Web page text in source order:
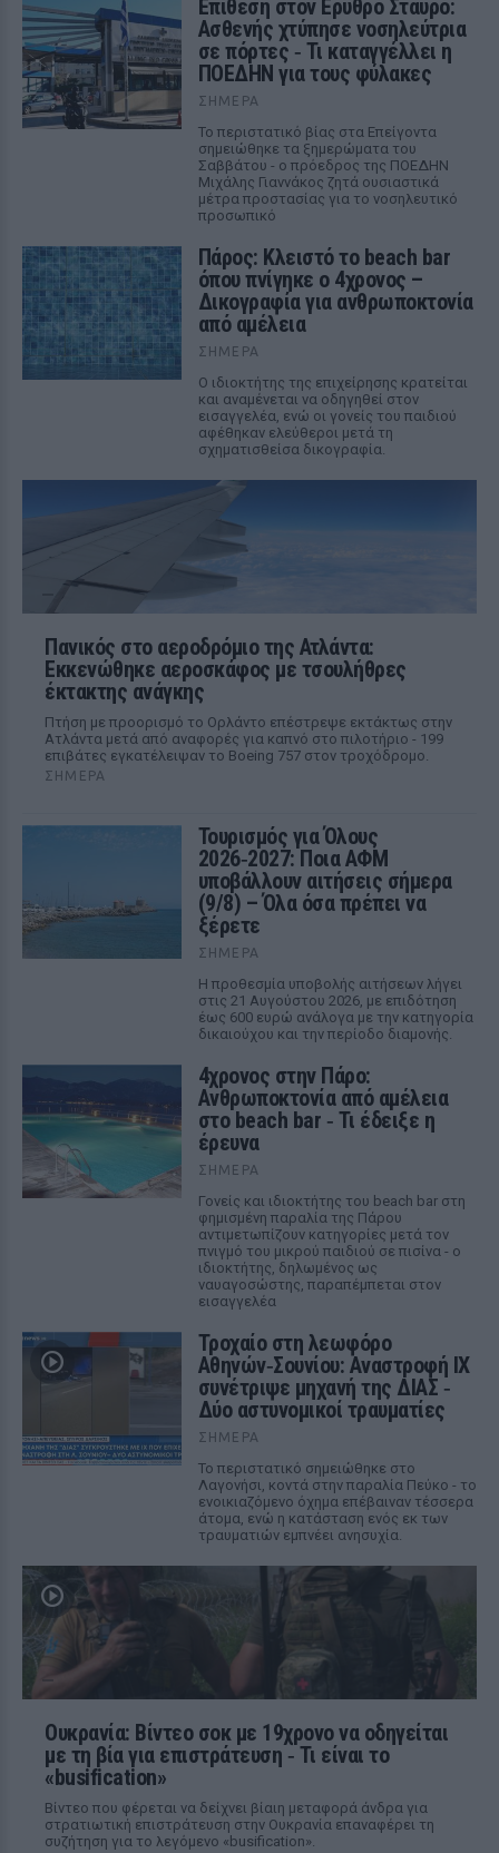
Επίθεση στον Ερυθρό Σταυρό:
Ασθενής χτύπησε νοσηλεύτρια
σε πόρτες ‑ Τι καταγγέλλει η
ΠΟΕΔΗΝ για τους φύλακες
ΣΉΜΕΡΑ
Το περιστατικό βίας στα Επείγοντα
σημειώθηκε τα ξημερώματα του
Σαββάτου - ο πρόεδρος της ΠΟΕΔΗΝ
Μιχάλης Γιαννάκος ζητά ουσιαστικά
μέτρα προστασίας για το νοσηλευτικό
προσωπικό
Πάρος: Κλειστό το beach bar
όπου πνίγηκε ο 4χρονος –
Δικογραφία για ανθρωποκτονία
από αμέλεια
ΣΉΜΕΡΑ
Ο ιδιοκτήτης της επιχείρησης κρατείται
και αναμένεται να οδηγηθεί στον
εισαγγελέα, ενώ οι γονείς του παιδιού
αφέθηκαν ελεύθεροι μετά τη
σχηματισθείσα δικογραφία.
Πανικός στο αεροδρόμιο της Ατλάντα:
Εκκενώθηκε αεροσκάφος με τσουλήθρες
έκτακτης ανάγκης
Πτήση με προορισμό το Ορλάντο επέστρεψε εκτάκτως στην
Ατλάντα μετά από αναφορές για καπνό στο πιλοτήριο - 199
επιβάτες εγκατέλειψαν το Boeing 757 στον τροχόδρομο.
ΣΉΜΕΡΑ
Τουρισμός για Όλους
2026‑2027: Ποια ΑΦΜ
υποβάλλουν αιτήσεις σήμερα
(9/8) – Όλα όσα πρέπει να
ξέρετε
ΣΉΜΕΡΑ
Η προθεσμία υποβολής αιτήσεων λήγει
στις 21 Αυγούστου 2026, με επιδότηση
έως 600 ευρώ ανάλογα με την κατηγορία
δικαιούχου και την περίοδο διαμονής.
4χρονος στην Πάρο:
Ανθρωποκτονία από αμέλεια
στο beach bar ‑ Τι έδειξε η
έρευνα
ΣΉΜΕΡΑ
Γονείς και ιδιοκτήτης του beach bar στη
φημισμένη παραλία της Πάρου
αντιμετωπίζουν κατηγορίες μετά τον
πνιγμό του μικρού παιδιού σε πισίνα - ο
ιδιοκτήτης, δηλωμένος ως
ναυαγοσώστης, παραπέμπεται στον
εισαγγελέα
Τροχαίο στη λεωφόρο
Αθηνών‑Σουνίου: Αναστροφή ΙΧ
συνέτριψε μηχανή της ΔΙΑΣ ‑
Δύο αστυνομικοί τραυματίες
ΣΉΜΕΡΑ
Το περιστατικό σημειώθηκε στο
Λαγονήσι, κοντά στην παραλία Πεύκο - το
ενοικιαζόμενο όχημα επέβαιναν τέσσερα
άτομα, ενώ η κατάσταση ενός εκ των
τραυματιών εμπνέει ανησυχία.
Ουκρανία: Βίντεο σοκ με 19χρονο να οδηγείται
με τη βία για επιστράτευση ‑ Τι είναι το
«busification»
Βίντεο που φέρεται να δείχνει βίαιη μεταφορά άνδρα για
στρατιωτική επιστράτευση στην Ουκρανία επαναφέρει τη
συζήτηση για το λεγόμενο «busification».